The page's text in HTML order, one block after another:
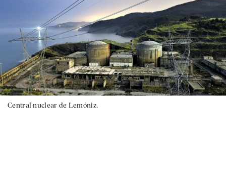
Central nuclear de Lemóniz.